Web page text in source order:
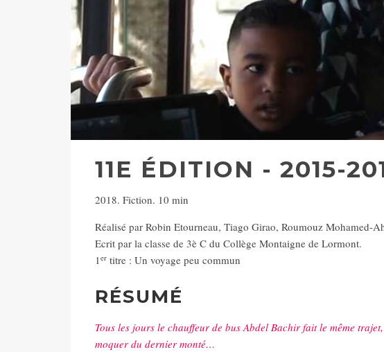
11E ÉDITION - 2015-
2018. Fiction. 10 min
Réalisé par Robin Etourneau, Tiago Girao, Roumouz Mohamed-
Ecrit par la classe de 3è C du Collège Montaigne de Lormont.
1er titre : Un voyage peu commun
RÉSUMÉ
Tous les jours le chauffeur de bus Abdel Bachir fait le même
moquer du dernier monté…